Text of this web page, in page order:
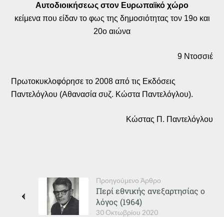
Αυτοδιοικήσεως στον Ευρωπαϊκό χώρο
κείμενα που είδαν το φως της δημοσιότητας τον 19ο και
20ο αιώνα
9 Ντοσσιέ
Πρωτοκυκλοφόρησε το 2008 από τις Εκδόσεις
Παντελόγλου (Αθανασία συζ. Κώστα Παντελόγλου).
Κώστας Π. Παντελόγλου
Προηγούμενο Άρθρο
30 Οκτωβρίου 2020
Περί εθνικής ανεξαρτησίας ο
λόγος (1964)